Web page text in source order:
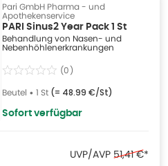
Pari GmbH Pharma - und
Apothekenservice
PARI Sinus2 Year Pack 1 St
Behandlung von Nasen- und
Nebenhöhlenerkrankungen
(0)
Beutel • 1 St (= 48.99 €/St)
Sofort verfügbar
UVP/AVP Ehemaliger
51,41 €*